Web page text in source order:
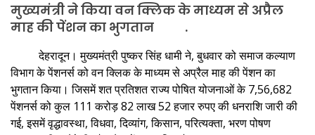
घर में घुसकर गनप्‍वाइंट पर महिला से दुष्कर्म का प्रयास, शोरा मचाने पर चेन
छीनकर आरोपित फरार
स्थायी लोक अदालत में जनउपयोगी सेवाओं का तेजी से होता है निस्तारण
मुख्यमंत्री ने किया वन क्लिक के माध्यम से अप्रैल
माह की पेंशन का भुगतान .
देहरादून। मुख्यमंत्री पुष्कर सिंह धामी ने, बुधवार को समाज कल्याण
विभाग के पेंशनर्स को वन क्लिक के माध्यम से अप्रैल माह की पेंशन का
भुगतान किया। जिसमें शत प्रतिशत राज्य पोषित योजनाओं के 7,56,682
पेंशनर्स को कुल 111 करोड़ 82 लाख 52 हजार रुपए की धनराशि जारी की
गई, इसमें वृद्धावस्था, विधवा, दिव्यांग, किसान, परित्यक्ता, भरण पोषण